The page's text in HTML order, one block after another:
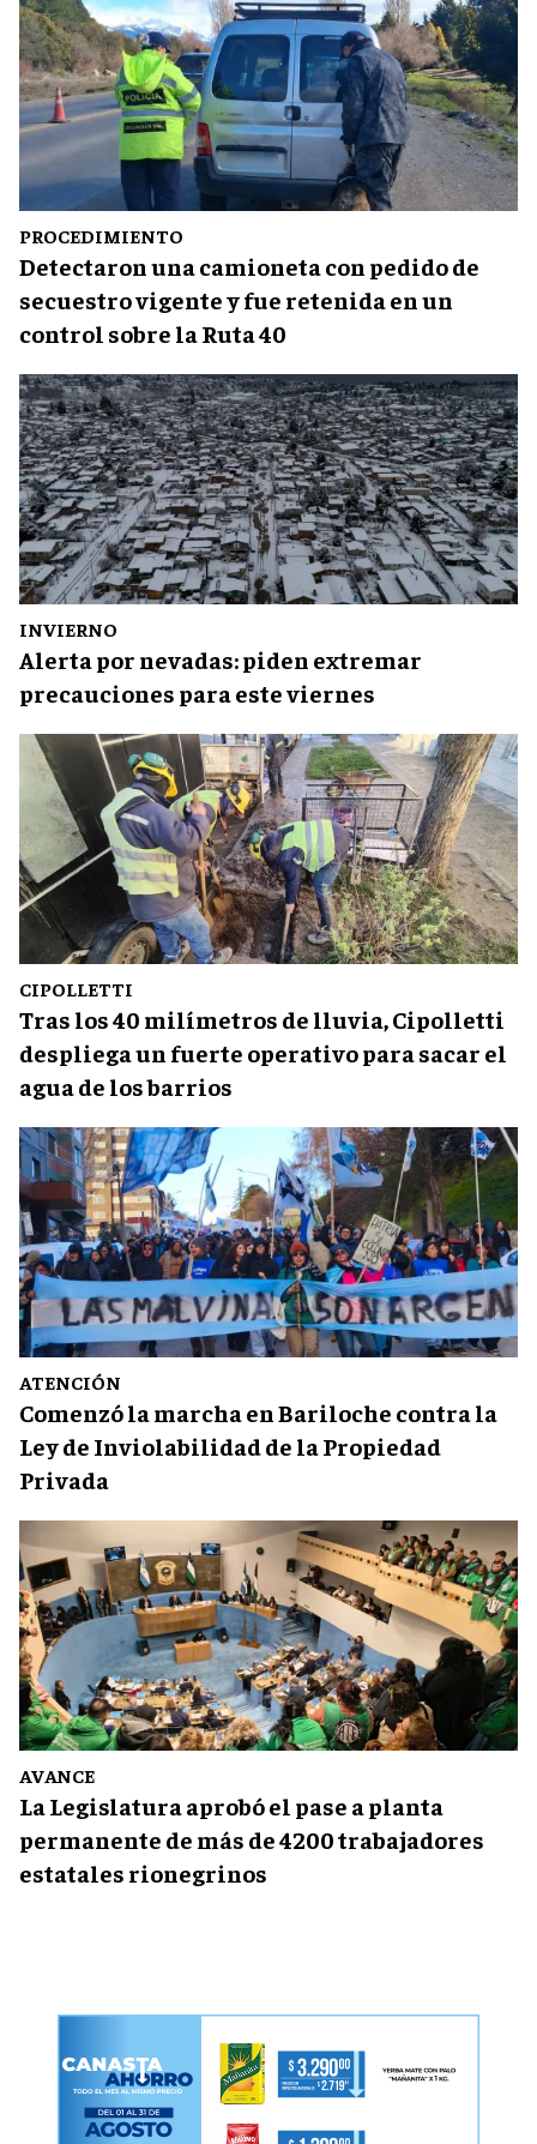
PROCEDIMIENTO
Detectaron una camioneta con pedido de
secuestro vigente y fue retenida en un
control sobre la Ruta 40
INVIERNO
Alerta por nevadas: piden extremar
precauciones para este viernes
CIPOLLETTI
Tras los 40 milímetros de lluvia, Cipolletti
despliega un fuerte operativo para sacar el
agua de los barrios
ATENCIÓN
Comenzó la marcha en Bariloche contra la
Ley de Inviolabilidad de la Propiedad
Privada
AVANCE
La Legislatura aprobó el pase a planta
permanente de más de 4200 trabajadores
estatales rionegrinos